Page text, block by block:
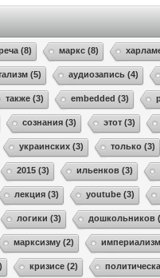
(8) маркс (8)
(5) аудиозапись (4)
также (3) embedded (3)
сознания (3) этот (3)
украинских (3) только (3)
2015 (3) ильенков (3)
лекция (3) youtube (3)
логики (3) дошкольников
марксизму (2)
кризисе (2)